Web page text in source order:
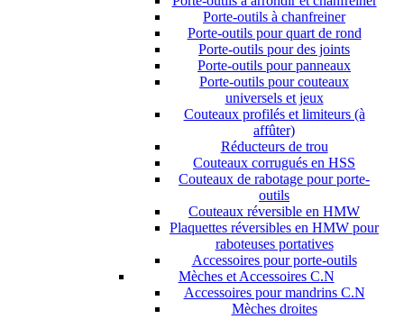
Porte-outils à chanfreiner
Porte-outils pour quart de rond
Porte-outils pour des joints
Porte-outils pour panneaux
Porte-outils pour couteaux
universels et jeux
Couteaux profilés et limiteurs (à
affûter)
Réducteurs de trou
Couteaux corrugués en HSS
Couteaux de rabotage pour porte-
outils
Couteaux réversible en HMW
Plaquettes réversibles en HMW pour
raboteuses portatives
Accessoires pour porte-outils
Mèches et Accessoires C.N
Accessoires pour mandrins C.N
Mèches droites